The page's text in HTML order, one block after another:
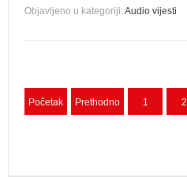
Objavljeno u kategoriji:Audio vijesti
Početak Prethodno 1 2